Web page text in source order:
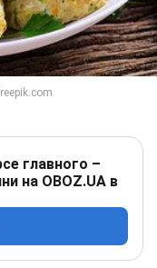
главного –
на OBOZ.UA в